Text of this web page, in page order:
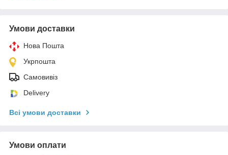
Умови доставки
Нова Пошта
Укрпошта
Самовивіз
Delivery
Всі умови доставки
Умови оплати